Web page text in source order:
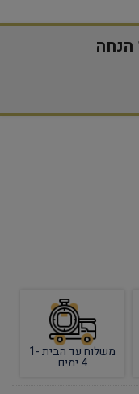
משלוח עד הבית 1-
4 ימים